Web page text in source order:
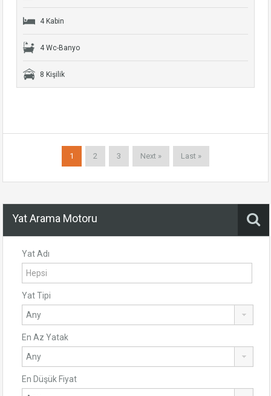
4 Kabin
4 Wc-Banyo
8 Kişilik
1 2 3 Next » Last »
Yat Arama Motoru
Yat Adı
Yat Tipi
En Az Yatak
En Düşük Fiyat